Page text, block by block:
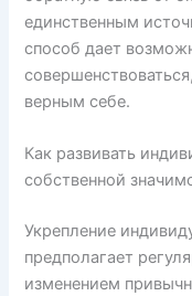
единственным
способ дает
верным себе.
Как развивать
собственной
Укрепление
предполагает
изменением